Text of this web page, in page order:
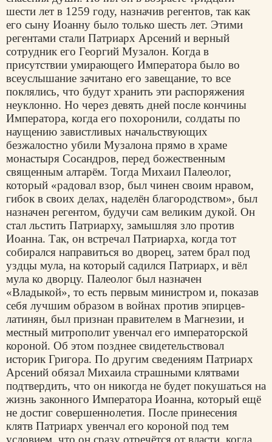
шести лет в 1259 году, назначив регентов, так как
его сыну Иоанну было только шесть лет. Этими
регентами стали Патриарх Арсений и верный
сотрудник его Георгий Музалон. Когда в
присутствии умирающего Императора было во
всеуслышание зачитано его завещание, то все
поклялись, что будут хранить эти распоряжения
неуклонно. Но через девять дней после кончины
Императора, когда его похоронили, солдаты по
наущению завистливых начальствующих
безжалостно убили Музалона прямо в храме
монастыря Сосандров, перед божественным
священным алтарём. Тогда Михаил Палеолог,
который «радовал взор, был чинен своим нравом,
гибок в своих делах, наделён благородством», был
назначен регентом, будучи сам великим дукой. Он
стал льстить Патриарху, замышляя зло против
Иоанна. Так, он встречал Патриарха, когда тот
собирался направиться во дворец, затем брал под
уздцы мула, на который садился Патриарх, и вёл
мула ко дворцу. Палеолог был назначен
«Владыкой», то есть первым министром и, показав
себя лучшим образом в войнах против эпирцев-
латинян, был признан правителем в Магнезии, и
местный митрополит увенчал его императорской
короной. Об этом позднее свидетельствовал
историк Григора. По другим сведениям Патриарх
Арсений обязал Михаила страшными клятвами
подтвердить, что он никогда не будет покушаться на
жизнь законного Императора Иоанна, который ещё
не достиг совершеннолетия. После принесения
клятв Патриарх увенчал его короной под тем
условием, что он сразу отречётся от власти, когда